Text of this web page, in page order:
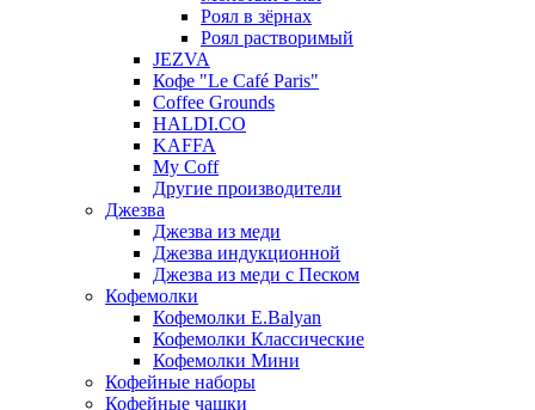
Роял в зёрнах
Роял растворимый
JEZVA
Кофе "Le Café Paris"
Coffee Grounds
HALDI.CO
KAFFA
My Coff
Другие производители
Джезва
Джезва из меди
Джезва индукционной
Джезва из меди с Песком
Кофемолки
Кофемолки E.Balyan
Кофемолки Классические
Кофемолки Мини
Кофейные наборы
Кофейные чашки